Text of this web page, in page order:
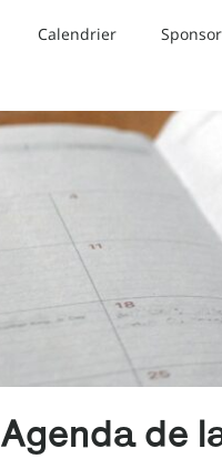
Calendrier
Agenda de